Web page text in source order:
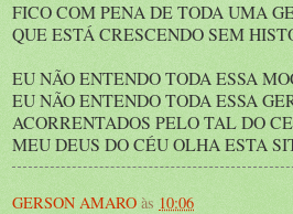
FICO COM PENA DE TODA UMA
QUE ESTÁ CRESCENDO SEM
EU NÃO ENTENDO TODA ESSA
EU NÃO ENTENDO TODA ESSA
ACORRENTADOS PELO TAL DO
MEU DEUS DO CÉU OLHA ESTA
GERSON AMARO às 10:06